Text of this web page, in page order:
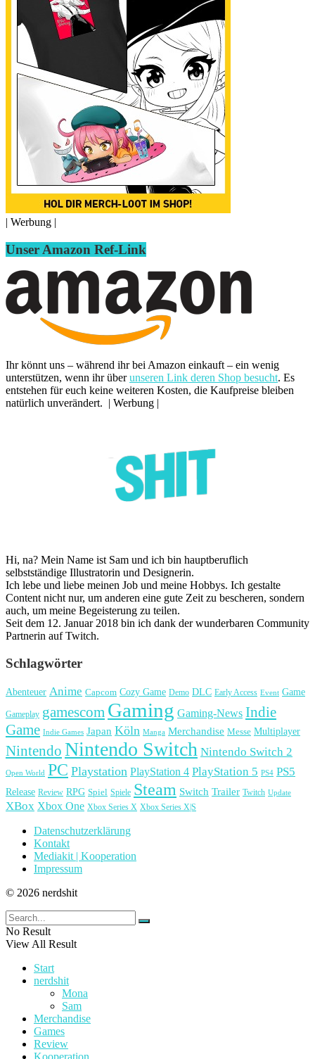
| Werbung |
Unser Amazon Ref-Link
Ihr könnt uns – während ihr bei Amazon einkauft – ein wenig
unterstützen, wenn ihr überunseren Link deren Shop besucht. Es
entstehen für euch keine weiteren Kosten, die Kaufpreise bleiben
natürlich unverändert. | Werbung |
Hi, na? Mein Name ist Sam und ich bin hauptberuflich
selbstständige Illustratorin und Designerin.
Ich lebe und liebe meinen Job und meine Hobbys. Ich gestalte
Content nicht nur, um anderen eine gute Zeit zu bescheren, sondern
auch, um meine Begeisterung zu teilen.
Seit dem 12. Januar 2018 bin ich dank der wunderbaren Community
Partnerin auf Twitch.
Schlagwörter
Abenteuer Anime Capcom Cozy Game Demo DLC Early Access Event Game
Gameplay gamescom Gaming Gaming-News Indie
Game Indie Games Japan Köln Manga Merchandise Messe Multiplayer
Nintendo Nintendo Switch Nintendo Switch 2
Open World PC Playstation PlayStation 4 PlayStation 5 PS4 PS5
Release Review RPG Spiel Spiele Steam Switch Trailer Twitch Update
XBox Xbox One Xbox Series X Xbox Series X|S
Datenschutzerklärung
Kontakt
Mediakit | Kooperation
Impressum
© 2026 nerdshit
No Result
View All Result
Start
nerdshit
Mona
Sam
Merchandise
Games
Review
Kooperation